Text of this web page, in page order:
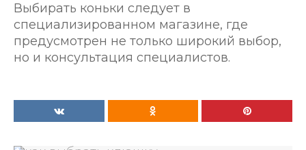
Выбирать коньки следует в
специализированном магазине, где
предусмотрен не только широкий выбор,
но и консультация специалистов.